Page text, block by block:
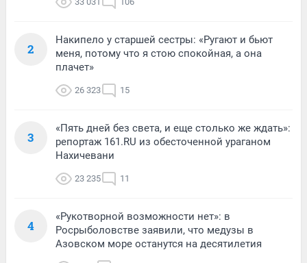
2
Накипело у старшей сестры: «Ругают и бьют
меня, потому что я стою спокойная, а она
плачет»
26 323 15
3
«Пять дней без света, и еще столько же ждать»:
репортаж 161.RU из обесточенной ураганом
Нахичевани
23 235 11
4
«Рукотворной возможности нет»: в
Росрыболовстве заявили, что медузы в
Азовском море останутся на десятилетия